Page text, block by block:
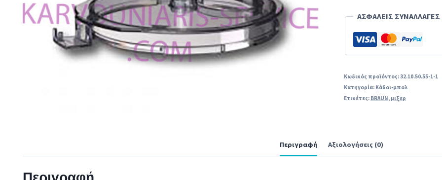
σειρά)
BRAUN
3202
original
ΑΣΦΑΛΕΙΣ ΣΥΝΑΛΛΑΓΕΣ
Κωδικός προϊόντος:32.10.50.55-1-1
Κατηγορία: Κάδοι-μπολ
Ετικέτες: BRAUN, μιξερ
Περιγραφή Αξιολογήσεις (0)